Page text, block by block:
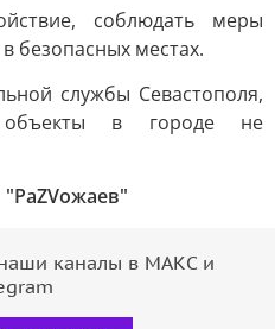
соблюдать меры
безопасных местах.
службы Севастополя,
объекты в городе не
"РаZVожаев"
каналы в МАКС и